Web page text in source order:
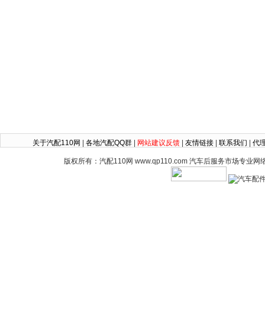
关于汽配110网 各地汽配QQ群 网站建议反馈 友情链接 联系我们 代
版权所有：汽配110网 www.qp110.com 汽车后服务市场专业网